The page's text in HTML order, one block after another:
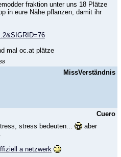
fraktion unter uns 18 Plätze
in eure Nähe pflanzen, damit ihr
mal oc.at plätze
MissVerständnis
Cuero
stress bedeuten...
aber
a netzwerk